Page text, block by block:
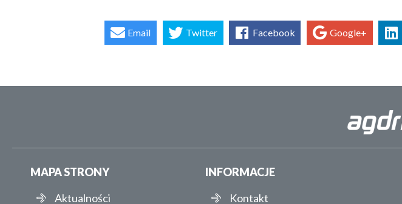
Email Twitter Facebook Google+
MAPA STRONY
Aktualności
INFORMACJE
Kontakt